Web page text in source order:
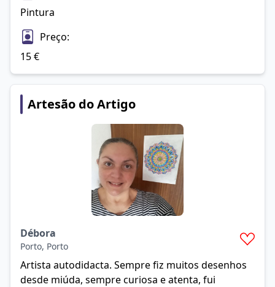
Pintura
Preço:
15€
Artesão do Artigo
Débora
Porto, Porto
Artista autodidacta. Sempre fiz muitos desenhos
desde miúda, sempre curiosa e atenta, fui